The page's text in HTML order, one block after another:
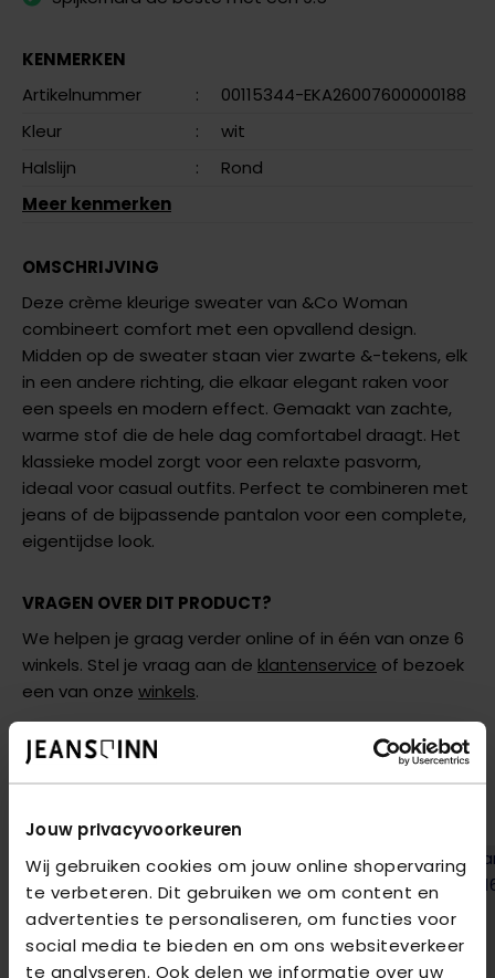
Jouw privacyvoorkeuren
Wij gebruiken cookies om jouw online shopervaring
te verbeteren. Dit gebruiken we om content en
advertenties te personaliseren, om functies voor
social media te bieden en om ons websiteverkeer
te analyseren. Ook delen we informatie over uw
KENMERKEN
Artikelnummer
:
00115344-EKA26007600000188
Kleur
:
wit
Halslijn
:
Rond
Meer kenmerken
OMSCHRIJVING
Deze crème kleurige sweater van &Co Woman
combineert comfort met een opvallend design.
Midden op de sweater staan vier zwarte &-tekens, elk
in een andere richting, die elkaar elegant raken voor
een speels en modern effect. Gemaakt van zachte,
warme stof die de hele dag comfortabel draagt. Het
klassieke model zorgt voor een relaxte pasvorm,
ideaal voor casual outfits. Perfect te combineren met
jeans of de bijpassende pantalon voor een complete,
eigentijdse look.
VRAGEN OVER DIT PRODUCT?
We helpen je graag verder online of in één van onze 6
winkels. Stel je vraag aan de klantenservice of bezoek
een van onze winkels.
AANBEVOLEN VOOR JOU